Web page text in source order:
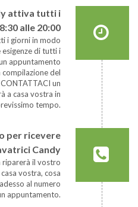
attiva tutti i
alle 20:00
i giorni in modo
di tutti i
appuntamento
del
un
a casa vostra in
tempo.
per ricevere
Candy
riparerà il vostro
vostra, cosa
al numero
appuntamento.